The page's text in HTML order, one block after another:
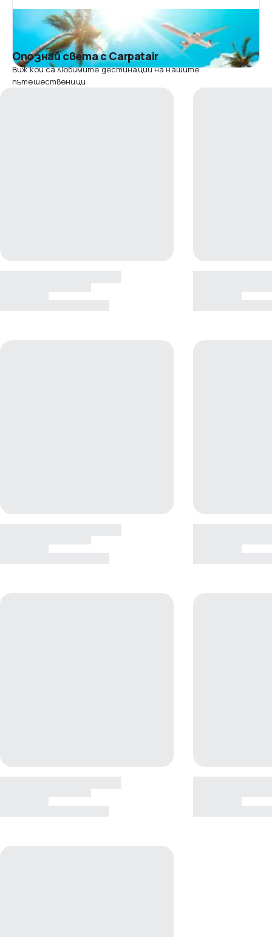
Опознай света с Carpatair
Виж кои са любимите дестинации на нашите
пътешественици